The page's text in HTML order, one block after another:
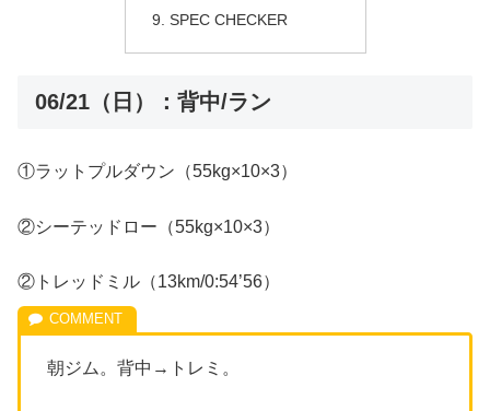
SPEC CHECKER
06/21（日）：背中/ラン
①ラットプルダウン（55kg×10×3）
②シーテッドロー（55kg×10×3）
②トレッドミル（13km/0:54’56）
朝ジム。背中→トレミ。